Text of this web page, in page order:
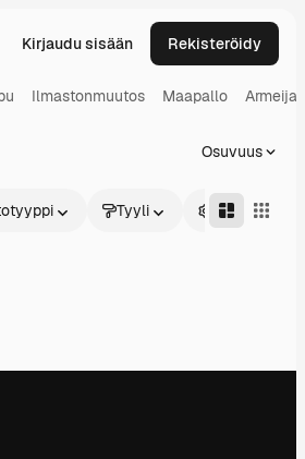
Kirjaudu sisään Rekisteröidy
Ilmastonmuutos Maapallo Armeija
Osuvuus
Tyyli Edistynyt